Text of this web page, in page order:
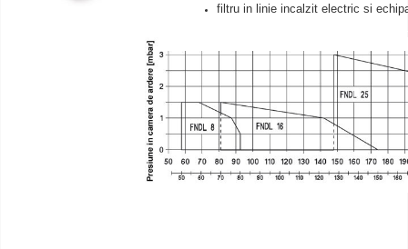
filtru in linie incalzit electric si